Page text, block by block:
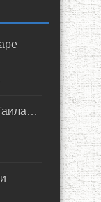
Острова Транга в Таиланде